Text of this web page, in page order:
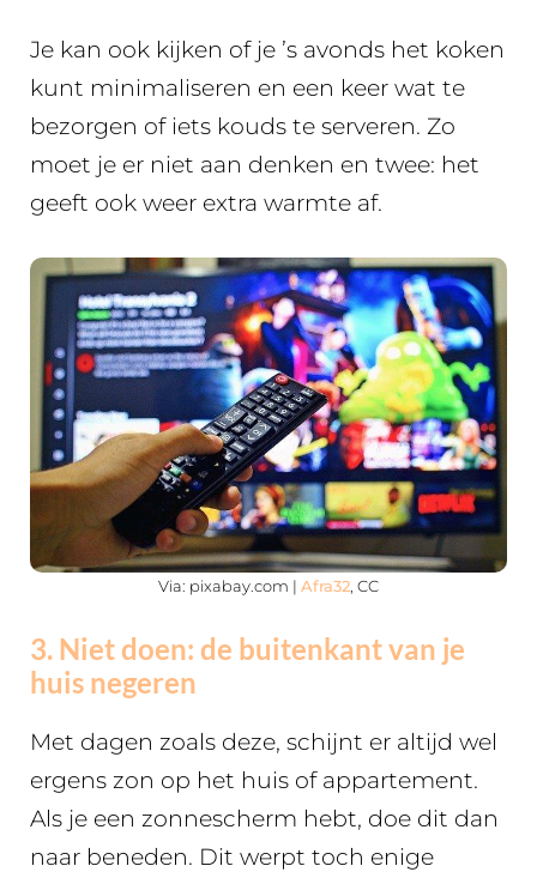
Je kan ook kijken of je ’s avonds het koken
kunt minimaliseren en een keer wat te
bezorgen of iets kouds te serveren. Zo
moet je er niet aan denken en twee: het
geeft ook weer extra warmte af.
Via: pixabay.com | Afra32 , CC
3. Niet doen: de buitenkant van je
huis negeren
Met dagen zoals deze, schijnt er altijd wel
ergens zon op het huis of appartement.
Als je een zonnescherm hebt, doe dit dan
naar beneden. Dit werpt toch enige